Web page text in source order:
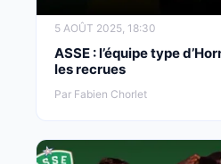
5 AOÛT 2025, 18:30
ASSE : l’équipe type
les recrues
Par Fabien Chorlet